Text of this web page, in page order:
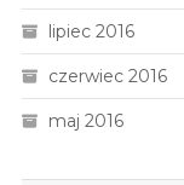
lipiec 2016
czerwiec 2016
maj 2016